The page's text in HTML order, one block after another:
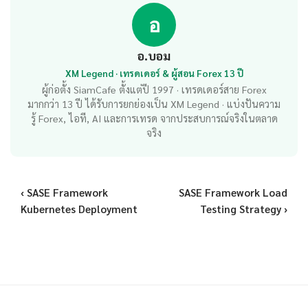
อ
อ.บอม
XM Legend · เทรดเดอร์ & ผู้สอน Forex 13 ปี
ผู้ก่อตั้ง SiamCafe ตั้งแต่ปี 1997 · เทรดเดอร์สาย Forex
มากกว่า 13 ปี ได้รับการยกย่องเป็น XM Legend · แบ่งปันความ
รู้ Forex, ไอที, AI และการเทรด จากประสบการณ์จริงในตลาด
จริง
‹ SASE Framework
Kubernetes Deployment
SASE Framework Load
Testing Strategy ›